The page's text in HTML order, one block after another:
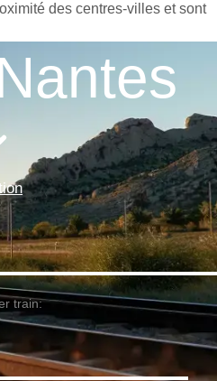
des centres-villes et sont
train: